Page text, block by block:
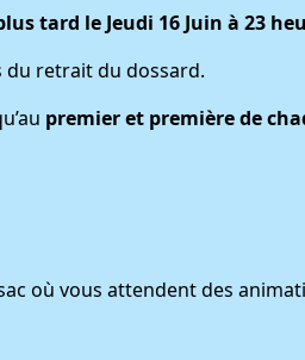
tard le Jeudi 16 Juin à 23
du retrait du dossard.
premier et première de
où vous attendent des